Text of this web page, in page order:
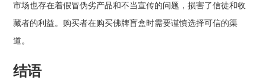
市场也存在着假冒伪劣产品和不当宣传的问题，损害了信徒和收
藏者的利益。购买者在购买佛牌盲盒时需要谨慎选择可信的渠
道。
结语